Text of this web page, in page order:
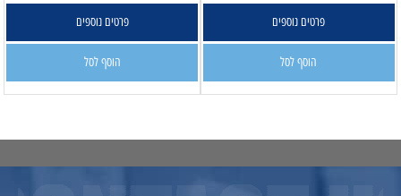
פרטים נוספים
הוסף לסל
פרטים נוספים
הוסף לסל